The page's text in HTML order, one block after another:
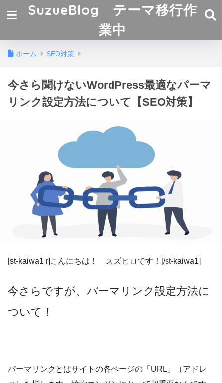
SuzueBlog テーマ移行作
業中
ホーム SEO対策
今さら聞けないWordPress最適なパーマ
リンク設定方法について【SEO対策】
[st-kaiwa1 r]こんにちは！ スズヒロです！[/st-kaiwa1]
今さらですが、パーマリンク設定方法に
ついて！
パーマリンクとはサイトの各ページの「URL」（アドレ